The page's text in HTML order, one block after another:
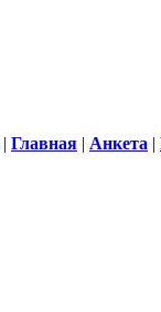
| Главная | Анкета |